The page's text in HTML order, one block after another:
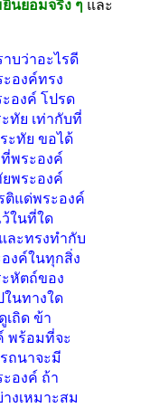
นยอมจริง ๆ และ
บว่าอะไรดี
องค์ทรง
องค์ โปรด
ทัย เท่ากับที่
ะทัย ขอได้
พระองค์
พระองค์
ติแด่พระองค์
ในที่ใด
ละทรงทำกับ
งค์ในทุกสิ่ง
หัตถ์ของ
นทางใด
ถิด ข้า
พร้อมที่จะ
ถนาจะมี
องค์ ถ้า
งเหมาะสม